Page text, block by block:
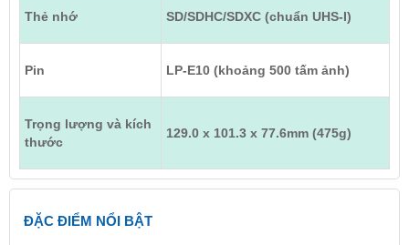
Thẻ nhớ SD/SDHC/SDXC (chuẩn UHS-I)
Pin LP-E10 (khoảng 500 tấm ảnh)
Trọng lượng và kích
thước
129.0 x 101.3 x 77.6mm (475g)
ĐẶC ĐIỂM NỔI BẬT